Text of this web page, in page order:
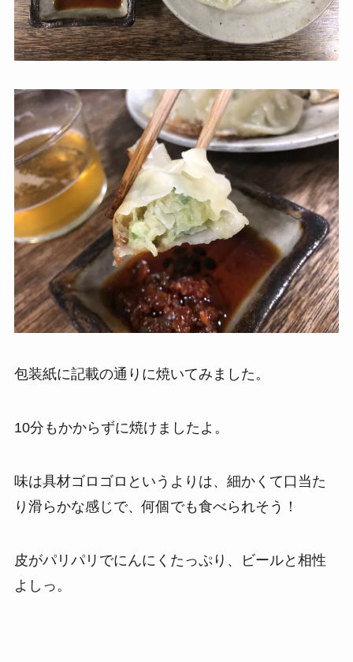
包装紙に記載の通りに焼いてみました。
10分もかからずに焼けましたよ。
味は具材ゴロゴロというよりは、細かくて口当た
り滑らかな感じで、何個でも食べられそう！
皮がパリパリでにんにくたっぷり、ビールと相性
よしっ。